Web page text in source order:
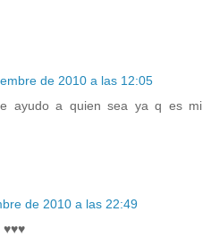
de 2010 a las 12:05
ayudo a quien sea ya q es mi
de 2010 a las 22:49
♥♥♥